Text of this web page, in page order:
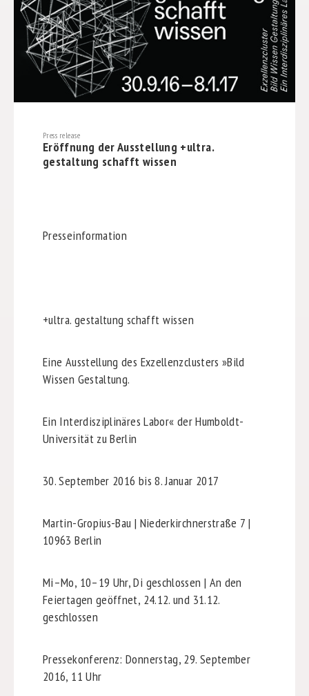
Press release
Eröffnung der Ausstellung +ultra.
gestaltung schafft wissen
Presseinformation
+ultra. gestaltung schafft wissen
Eine Ausstellung des Exzellenzclusters »Bild
Wissen Gestaltung.
Ein Interdisziplinäres Labor« der Humboldt-
Universität zu Berlin
30. September 2016 bis 8. Januar 2017
Martin-Gropius-Bau | Niederkirchnerstraße 7 |
10963 Berlin
Mi–Mo, 10–19 Uhr, Di geschlossen | An den
Feiertagen geöffnet, 24.12. und 31.12.
geschlossen
Pressekonferenz: Donnerstag, 29. September
2016, 11 Uhr